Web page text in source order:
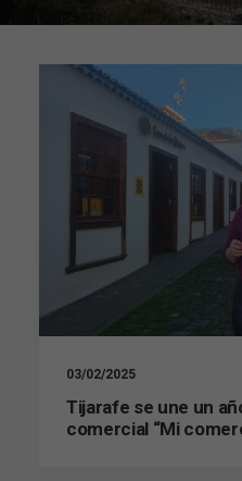
03/02/2025
Tijarafe se une un
comercial “Mi